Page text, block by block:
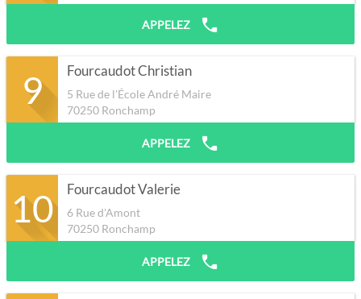
APPELEZ
9 Fourcaudot Christian
5 Rue de l'École André Maire
70250 Ronchamp
APPELEZ
10 Fourcaudot Valerie
6 Rue d'Amont
70250 Ronchamp
APPELEZ